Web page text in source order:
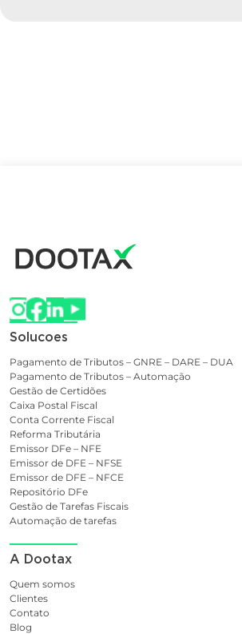
Solucoes
Pagamento de Tributos – GNRE – DARE – DUA
Pagamento de Tributos – Automação
Gestão de Certidões
Caixa Postal Fiscal
Conta Corrente Fiscal
Reforma Tributária
Emissor DFe – NFE
Emissor de DFE – NFSE
Emissor de DFE – NFCE
Repositório DFe
Gestão de Tarefas Fiscais
Automação de tarefas
A Dootax
Quem somos
Clientes
Contato
Blog